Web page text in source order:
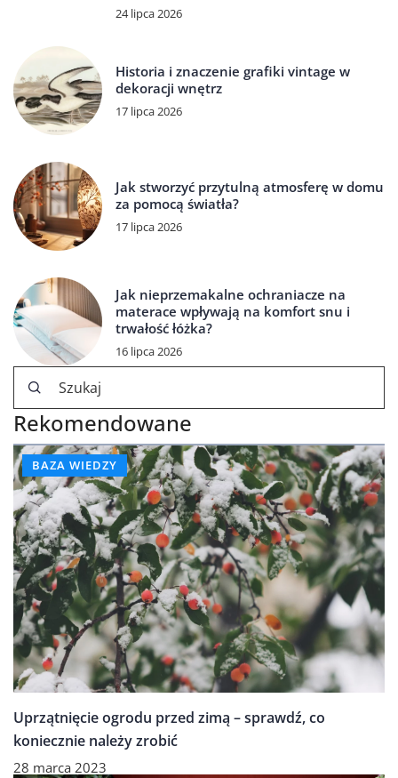
24 lipca 2026
Historia i znaczenie grafiki vintage w
dekoracji wnętrz
17 lipca 2026
Jak stworzyć przytulną atmosferę w domu
za pomocą światła?
17 lipca 2026
Jak nieprzemakalne ochraniacze na
materace wpływają na komfort snu i
trwałość łóżka?
16 lipca 2026
Rekomendowane
BAZA WIEDZY
Uprzątnięcie ogrodu przed zimą – sprawdź, co
koniecznie należy zrobić
28 marca 2023